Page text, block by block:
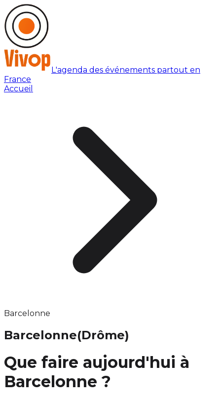
L'agenda des événements partout en
France
Accueil
Barcelonne
Barcelonne(Drôme)
Que faire aujourd'hui à
Barcelonne ?